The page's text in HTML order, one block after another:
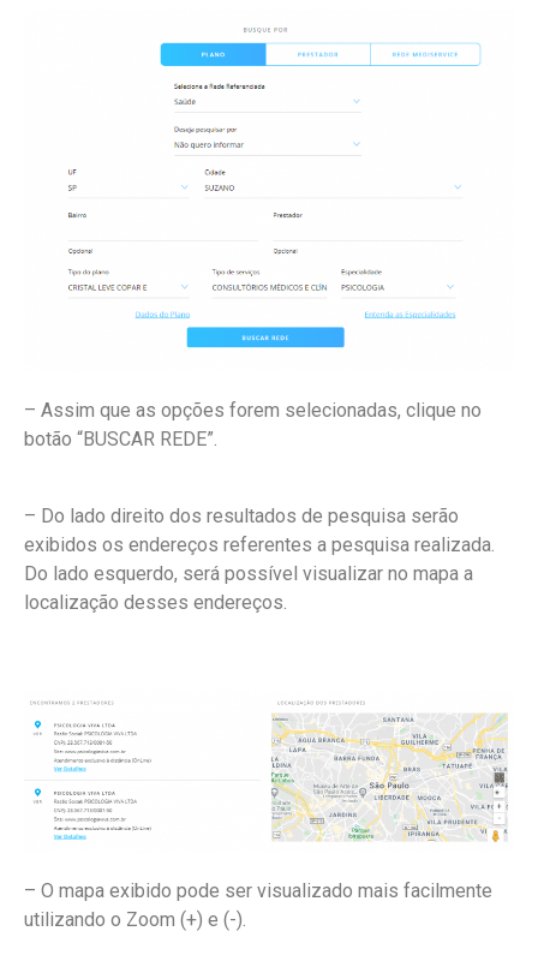
– Assim que as opções forem selecionadas, clique no
botão “BUSCAR REDE”.
– Do lado direito dos resultados de pesquisa serão
exibidos os endereços referentes a pesquisa realizada.
Do lado esquerdo, será possível visualizar no mapa a
localização desses endereços.
– O mapa exibido pode ser visualizado mais facilmente
utilizando o Zoom (+) e (-).